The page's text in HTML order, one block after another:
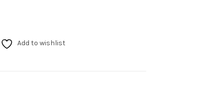
Add to wishlist